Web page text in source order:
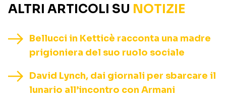
ALTRI ARTICOLI SU NOTIZIE
Bellucci in Ketticè racconta una madre
prigioniera del suo ruolo sociale
David Lynch, dai giornali per sbarcare il
lunario all’incontro con Armani